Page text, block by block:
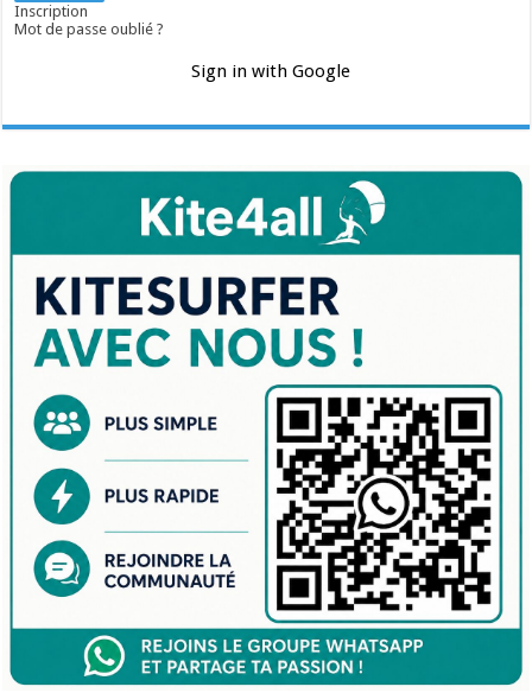
Inscription
Mot de passe oublié ?
Sign in with Google